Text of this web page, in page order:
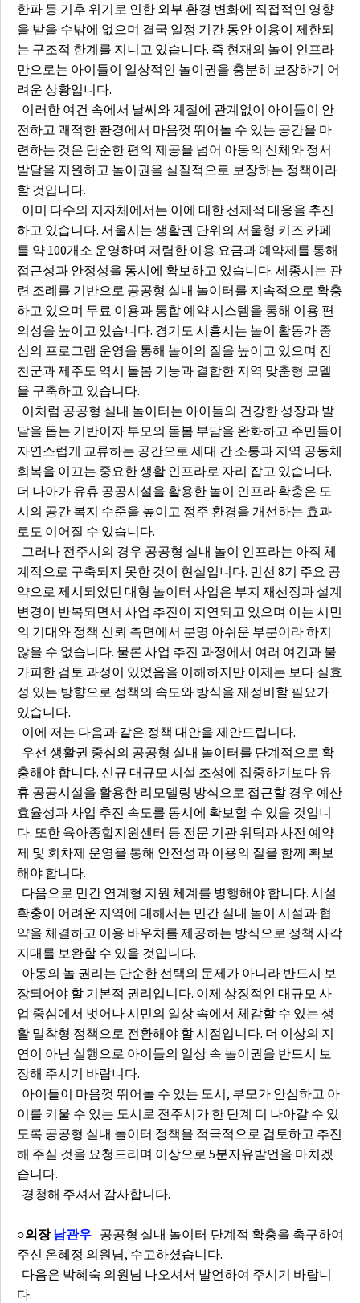
한파 등 기후 위기로 인한 외부 환경 변화에 직접적인 영향
을 받을 수밖에 없으며 결국 일정 기간 동안 이용이 제한되
는 구조적 한계를 지니고 있습니다. 즉 현재의 놀이 인프라
만으로는 아이들이 일상적인 놀이권을 충분히 보장하기 어
려운 상황입니다.
이러한 여건 속에서 날씨와 계절에 관계없이 아이들이 안
전하고 쾌적한 환경에서 마음껏 뛰어놀 수 있는 공간을 마
련하는 것은 단순한 편의 제공을 넘어 아동의 신체와 정서
발달을 지원하고 놀이권을 실질적으로 보장하는 정책이라
할 것입니다.
이미 다수의 지자체에서는 이에 대한 선제적 대응을 추진
하고 있습니다. 서울시는 생활권 단위의 서울형 키즈 카페
를 약 100개소 운영하며 저렴한 이용 요금과 예약제를 통해
접근성과 안정성을 동시에 확보하고 있습니다. 세종시는 관
련 조례를 기반으로 공공형 실내 놀이터를 지속적으로 확충
하고 있으며 무료 이용과 통합 예약 시스템을 통해 이용 편
의성을 높이고 있습니다. 경기도 시흥시는 놀이 활동가 중
심의 프로그램 운영을 통해 놀이의 질을 높이고 있으며 진
천군과 제주도 역시 돌봄 기능과 결합한 지역 맞춤형 모델
을 구축하고 있습니다.
이처럼 공공형 실내 놀이터는 아이들의 건강한 성장과 발
달을 돕는 기반이자 부모의 돌봄 부담을 완화하고 주민들이
자연스럽게 교류하는 공간으로 세대 간 소통과 지역 공동체
회복을 이끄는 중요한 생활 인프라로 자리 잡고 있습니다.
더 나아가 유휴 공공시설을 활용한 놀이 인프라 확충은 도
시의 공간 복지 수준을 높이고 정주 환경을 개선하는 효과
로도 이어질 수 있습니다.
그러나 전주시의 경우 공공형 실내 놀이 인프라는 아직 체
계적으로 구축되지 못한 것이 현실입니다. 민선 8기 주요 공
약으로 제시되었던 대형 놀이터 사업은 부지 재선정과 설계
변경이 반복되면서 사업 추진이 지연되고 있으며 이는 시민
의 기대와 정책 신뢰 측면에서 분명 아쉬운 부분이라 하지
않을 수 없습니다. 물론 사업 추진 과정에서 여러 여건과 불
가피한 검토 과정이 있었음을 이해하지만 이제는 보다 실효
성 있는 방향으로 정책의 속도와 방식을 재정비할 필요가
있습니다.
이에 저는 다음과 같은 정책 대안을 제안드립니다.
우선 생활권 중심의 공공형 실내 놀이터를 단계적으로 확
충해야 합니다. 신규 대규모 시설 조성에 집중하기보다 유
휴 공공시설을 활용한 리모델링 방식으로 접근할 경우 예산
효율성과 사업 추진 속도를 동시에 확보할 수 있을 것입니
다. 또한 육아종합지원센터 등 전문 기관 위탁과 사전 예약
제 및 회차제 운영을 통해 안전성과 이용의 질을 함께 확보
해야 합니다.
다음으로 민간 연계형 지원 체계를 병행해야 합니다. 시설
확충이 어려운 지역에 대해서는 민간 실내 놀이 시설과 협
약을 체결하고 이용 바우처를 제공하는 방식으로 정책 사각
지대를 보완할 수 있을 것입니다.
아동의 놀 권리는 단순한 선택의 문제가 아니라 반드시 보
장되어야 할 기본적 권리입니다. 이제 상징적인 대규모 사
업 중심에서 벗어나 시민의 일상 속에서 체감할 수 있는 생
활 밀착형 정책으로 전환해야 할 시점입니다. 더 이상의 지
연이 아닌 실행으로 아이들의 일상 속 놀이권을 반드시 보
장해 주시기 바랍니다.
아이들이 마음껏 뛰어놀 수 있는 도시, 부모가 안심하고 아
이를 키울 수 있는 도시로 전주시가 한 단계 더 나아갈 수 있
도록 공공형 실내 놀이터 정책을 적극적으로 검토하고 추진
해 주실 것을 요청드리며 이상으로 5분자유발언을 마치겠
습니다.
경청해 주셔서 감사합니다.
○의장남관우 공공형 실내 놀이터 단계적 확충을 촉구하여
주신 온혜정 의원님, 수고하셨습니다.
다음은 박혜숙 의원님 나오셔서 발언하여 주시기 바랍니
다.